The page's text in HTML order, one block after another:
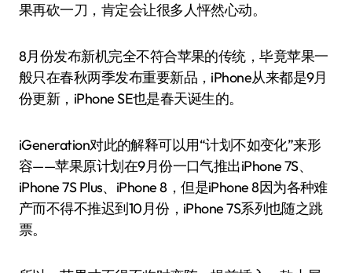
果再砍一刀，肯定会让很多人怦然心动。
8月份发布新机完全不符合苹果的传统，毕竟苹果一
般只在春秋两季发布重要新品，iPhone从来都是9月
份更新，iPhone SE也是春天诞生的。
iGeneration对此的解释可以用“计划不如变化”来形
容——苹果原计划在9月份一口气推出iPhone 7S、
iPhone 7S Plus、iPhone 8，但是iPhone 8因为各种难
产而不得不推迟到10月份，iPhone 7S系列也随之跳
票。